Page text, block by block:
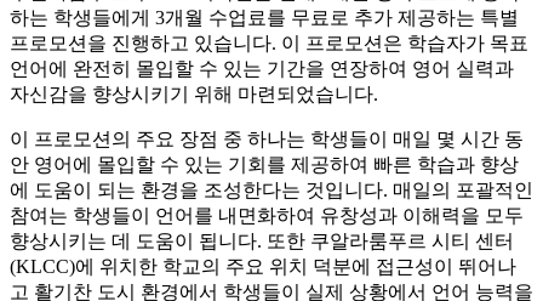
하는 학생들에게 3개월 수업료를 무료로 추가 제공하는 특별
프로모션을 진행하고 있습니다. 이 프로모션은 학습자가 목표
언어에 완전히 몰입할 수 있는 기간을 연장하여 영어 실력과
자신감을 향상시키기 위해 마련되었습니다.
이 프로모션의 주요 장점 중 하나는 학생들이 매일 몇 시간 동
안 영어에 몰입할 수 있는 기회를 제공하여 빠른 학습과 향상
에 도움이 되는 환경을 조성한다는 것입니다. 매일의 포괄적인
참여는 학생들이 언어를 내면화하여 유창성과 이해력을 모두
향상시키는 데 도움이 됩니다. 또한 쿠알라룸푸르 시티 센터
(KLCC)에 위치한 학교의 주요 위치 덕분에 접근성이 뛰어나
고 활기찬 도시 환경에서 학생들이 실제 상황에서 언어 능력을